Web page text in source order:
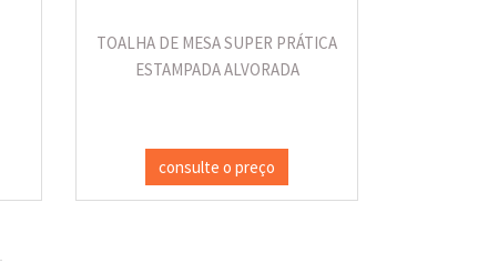
TOALHA DE MESA SUPER PRÁTICA
ESTAMPADA ALVORADA
consulte o preço